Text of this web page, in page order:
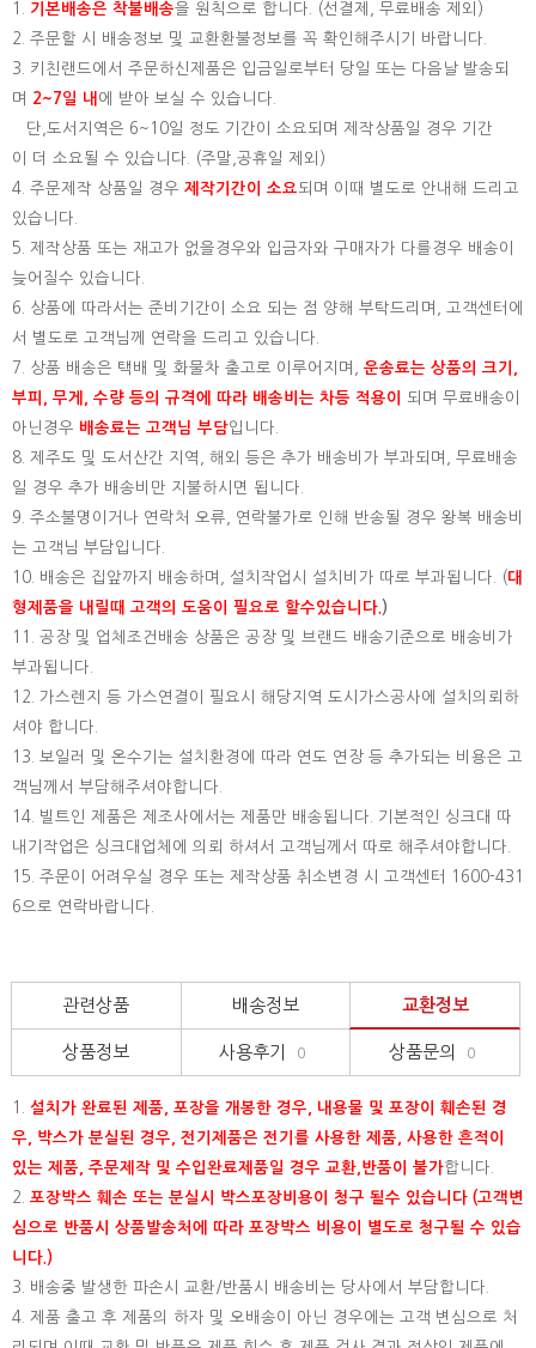
1. 기본배송은 착불배송을 원칙으로 합니다. (선결제, 무료배송 제외)
2. 주문할 시 배송정보 및 교환환불정보를 꼭 확인해주시기 바랍니다.
3. 키친랜드에서 주문하신제품은 입금일로부터 당일 또는 다음날 발송되
며
2~7일 내 에 받아 보실 수 있습니다.
단,도서지역은 6~10일 정도 기간이 소요되며 제작상품일 경우 기간
이 더 소요될 수 있습니다. (주말,공휴일 제외)
4. 주문제작 상품일 경우 제작기간이 소요되며 이때 별도로 안내해 드리고
있습니다.
5. 제작상품 또는 재고가 없을경우와 입금자와 구매자가 다를경우 배송이
늦어질수 있습니다.
6. 상품에 따라서는 준비기간이 소요 되는 점 양해 부탁드리며, 고객센터에
서 별도로 고객님께 연락을 드리고 있습니다.
7. 상품 배송은 택배 및 화물차 출고로 이루어지며, 운송료는 상품의 크기,
부피, 무게, 수량 등의 규격에 따라 배송비는 차등 적용이
되며 무료배송이
아닌경우 배송료는 고객님 부담입니다.
8. 제주도 및 도서산간 지역, 해외 등은 추가 배송비가 부과되며, 무료배송
일 경우 추가 배송비만 지불하시면 됩니다.
9. 주소불명이거나 연락처 오류, 연락불가로 인해 반송될 경우 왕복 배송비
는 고객님 부담입니다.
10. 배송은 집앞까지 배송하며, 설치작업시 설치비가 따로 부과됩니다. (대
형제품을 내릴때 고객의 도움이 필요로 할수있습니다. )
11. 공장 및 업체조건배송 상품은 공장 및 브랜드 배송기준으로 배송비가
부과됩니다.
12. 가스렌지 등 가스연결이 필요시 해당지역 도시가스공사에 설치의뢰하
셔야 합니다.
13. 보일러 및 온수기는 설치환경에 따라 연도 연장 등 추가되는 비용은 고
객님께서 부담해주셔야합니다.
14. 빌트인 제품은 제조사에서는 제품만 배송됩니다. 기본적인 싱크대 따
내기작업은 싱크대업체에 의뢰 하셔서 고객님께서 따로 해주셔야합니다.
15. 주문이 어려우실 경우 또는 제작상품 취소변경 시 고객센터 1600-431
6으로 연락바랍니다.
관련상품 배송정보 교환정보
상품정보 사용후기 0 상품문의 0
1. 설치가 완료된 제품, 포장을 개봉한 경우, 내용물 및 포장이 훼손된 경
우, 박스가 분실된 경우, 전기제품은 전기를 사용한 제품, 사용한 흔적이
있는 제품, 주문제작 및 수입완료제품일 경우 교환,반품이 불가합니다.
2. 포장박스 훼손 또는 분실시 박스포장비용이 청구 될수 있습니다 (고객변
심으로 반품시 상품발송처에 따라 포장박스 비용이 별도로 청구될 수 있습
니다.)
3. 배송중 발생한 파손시 교환/반품시 배송비는 당사에서 부담합니다.
4. 제품 출고 후 제품의 하자 및 오배송이 아닌 경우에는 고객 변심으로 처